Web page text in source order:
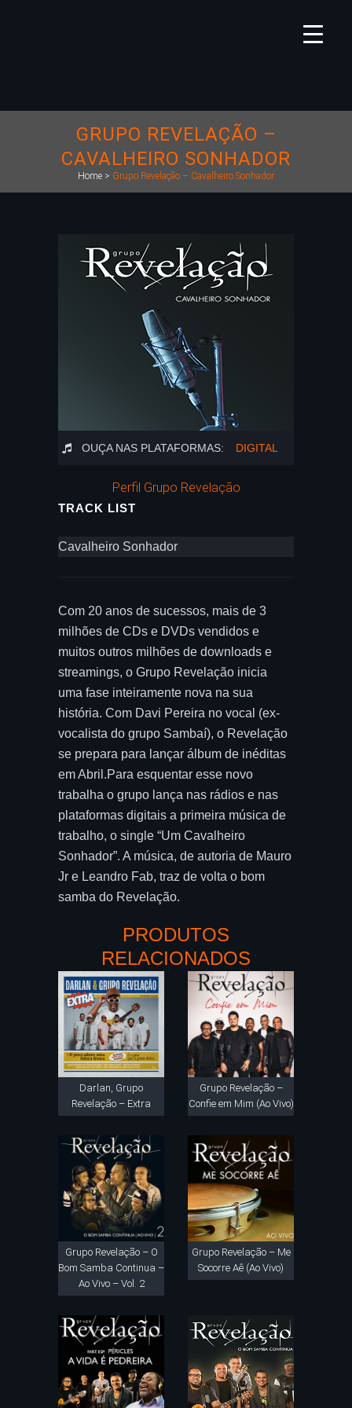
GRUPO REVELAÇÃO –
CAVALHEIRO SONHADOR
Home > Grupo Revelação – Cavalheiro Sonhador
OUÇA NAS PLATAFORMAS: DIGITAL
Perfil Grupo Revelação
TRACK LIST
Cavalheiro Sonhador
Com 20 anos de sucessos, mais de 3
milhões de CDs e DVDs vendidos e
muitos outros milhões de downloads e
streamings, o Grupo Revelação inicia
uma fase inteiramente nova na sua
história. Com Davi Pereira no vocal (ex-
vocalista do grupo Sambaí), o Revelação
se prepara para lançar álbum de inéditas
em Abril.Para esquentar esse novo
trabalha o grupo lança nas rádios e nas
plataformas digitais a primeira música de
trabalho, o single “Um Cavalheiro
Sonhador”. A música, de autoria de Mauro
Jr e Leandro Fab, traz de volta o bom
samba do Revelação.
PRODUTOS
RELACIONADOS
Darlan, Grupo
Revelação – Extra
Grupo Revelação –
Confie em Mim (Ao Vivo)
Grupo Revelação – O
Bom Samba Continua –
Ao Vivo – Vol. 2
Grupo Revelação – Me
Socorre Aê (Ao Vivo)